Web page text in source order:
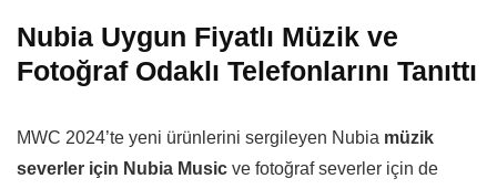
Nubia Uygun Fiyatlı Müzik ve
Fotoğraf Odaklı Telefonlarını Tanıttı
MWC 2024’te yeni ürünlerini sergileyen Nubia müzik
severler için Nubia Music ve fotoğraf severler için de